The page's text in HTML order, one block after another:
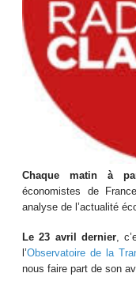
Chaque matin à
économistes de
analyse de l’actualité
Le 23 avril dernier,
l’Observatoire de la
nous faire part de son